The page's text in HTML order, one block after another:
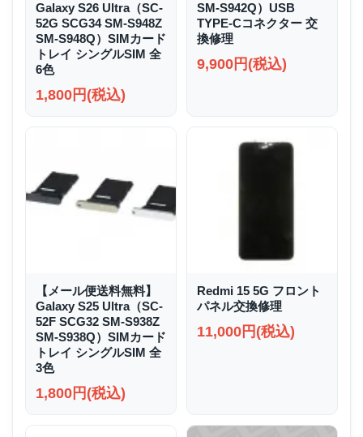
Galaxy S26 Ultra（SC-
52G SCG34 SM-S948Z
SM-S948Q）SIMカード
トレイ シングルSIM 全
6色
1,800円(税込)
SM-S942Q）USB
TYPE-Cコネクター 交
換修理
9,900円(税込)
【メール便送料無料】
Galaxy S25 Ultra（SC-
52F SCG32 SM-S938Z
SM-S938Q）SIMカード
トレイ シングルSIM 全
3色
1,800円(税込)
Redmi 15 5G フロント
パネル交換修理
11,000円(税込)